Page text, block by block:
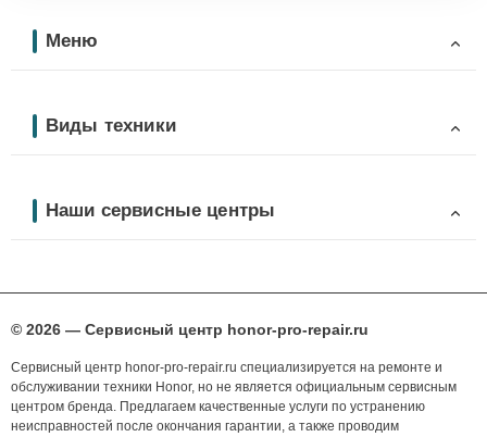
Меню
Виды техники
Наши сервисные центры
© 2026 — Сервисный центр honor-pro-repair.ru
Сервисный центр honor-pro-repair.ru специализируется на ремонте и
обслуживании техники Honor, но не является официальным сервисным
центром бренда. Предлагаем качественные услуги по устранению
неисправностей после окончания гарантии, а также проводим